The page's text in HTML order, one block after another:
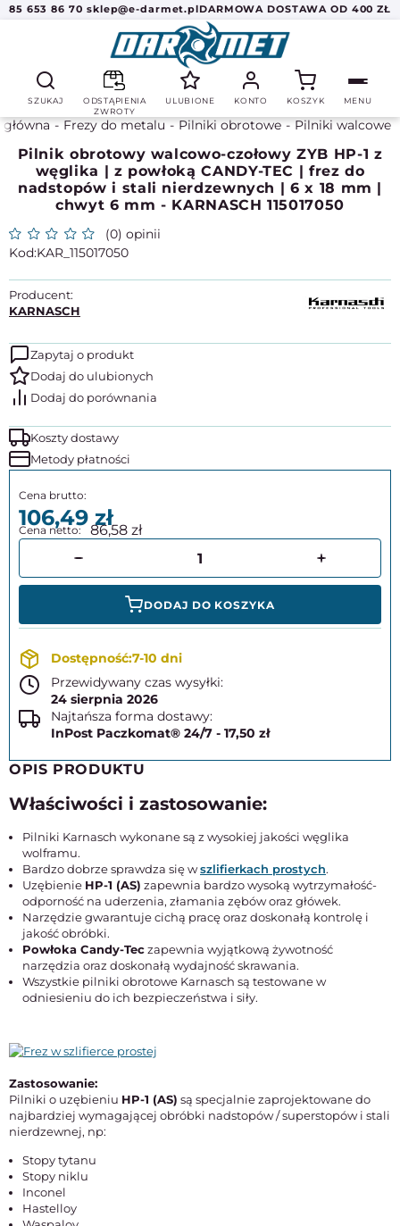
85 653 86 70 sklep@e-darmet.plDARMOWA DOSTAWA OD 400 ZŁ
SZUKAJ
ODSTĄPIENIA
ZWROTY
ULUBIONE KONTO KOSZYK MENU
Frezy do metalu Pilniki obrotowe Pilniki walcowe
Pilnik obrotowy walcowo-czołowy ZYB HP-1 z
węglika | z powłoką CANDY-TEC | frez do
nadstopów i stali nierdzewnych | 6 x 18 mm |
chwyt 6 mm - KARNASCH 115017050
(0) opinii
KAR_115017050
Producent:
KARNASCH
Zapytaj o produkt
Koszty dostawy
Metody płatności
106,4986,58
DODAJ DO KOSZYKA
7-10 dni
Przewidywany czas wysyłki:
24 sierpnia 2026
Najtańsza forma dostawy:
InPost Paczkomat® 24/7 - 17,50 zł
OPIS PRODUKTU
Właściwości i zastosowanie:
Pilniki Karnasch wykonane są z wysokiej jakości węglika
wolframu.
Bardzo dobrze sprawdza się wszlifierkach prostych.
Uzębienie HP-1 (AS) zapewnia bardzo wysoką wytrzymałość-
odporność na uderzenia, złamania zębów oraz główek.
Narzędzie gwarantuje cichą pracę oraz doskonałą kontrolę i
jakość obróbki.
Powłoka Candy-Teczapewnia wyjątkową żywotność
narzędzia oraz doskonałą wydajność skrawania.
Wszystkie pilniki obrotowe Karnasch są testowane w
odniesieniu do ich bezpieczeństwa i siły.
Zastosowanie:
Pilniki o uzębieniu HP-1 (AS) są specjalnie zaprojektowane do
najbardziej wymagającej obróbki nadstopów / superstopów i stali
nierdzewnej, np:
Stopy tytanu
Stopy niklu
Inconel
Hastelloy